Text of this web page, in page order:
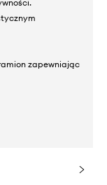
zapewniając